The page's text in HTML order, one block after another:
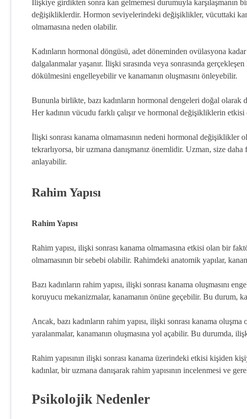
İlişkiye girdikten sonra kan gelmemesi durumuyla karşılaşmanın
değişikliklerdir. Hormon seviyelerindeki değişiklikler, vücuttaki
olmamasına neden olabilir.
Kadınların hormonal döngüsü, adet döneminden ovülasyona
dalgalanmalar yaşanır. İlişki sırasında veya sonrasında
dökülmesini engelleyebilir ve kanamanın oluşmasını önleyebilir.
Bununla birlikte, bazı kadınların hormonal dengeleri doğal
Her kadının vücudu farklı çalışır ve hormonal değişikliklerin
İlişki sonrası kanama olmamasının nedeni hormonal
tekrarlıyorsa, bir uzmana danışmanız önemlidir. Uzman, size
anlayabilir.
Rahim Yapısı
Rahim Yapısı
Rahim yapısı, ilişki sonrası kanama olmamasına etkisi olan bir
olmamasının bir sebebi olabilir. Rahimdeki anatomik yapılar,
Bazı kadınların rahim yapısı, ilişki sonrası kanama oluşmasını
koruyucu mekanizmalar, kanamanın önüne geçebilir. Bu durum,
Ancak, bazı kadınların rahim yapısı, ilişki sonrası kanama
yaralanmalar, kanamanın oluşmasına yol açabilir. Bu durumda,
Rahim yapısının ilişki sonrası kanama üzerindeki etkisi kişiden
kadınlar, bir uzmana danışarak rahim yapısının incelenmesi ve
Psikolojik Nedenler